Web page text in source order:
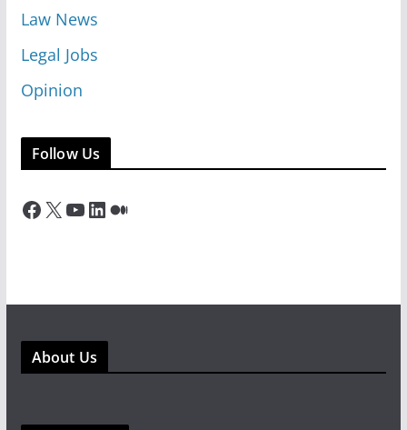
Law News
Legal Jobs
Opinion
Follow Us
Facebook X YouTube LinkedIn Medium
About Us